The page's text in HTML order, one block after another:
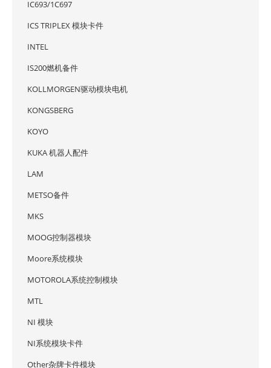
IC693/1C697
ICS TRIPLEX 模块卡件
INTEL
IS200燃机备件
KOLLMORGEN驱动模块电机
KONGSBERG
KOYO
KUKA 机器人配件
LAM
METSO备件
MKS
MOOG控制器模块
Moore系统模块
MOTOROLA系统控制模块
MTL
NI 模块
NI系统模块卡件
Other杂牌卡件模块